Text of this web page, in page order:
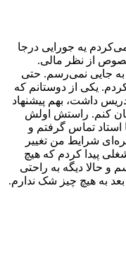
یه جورایی درجا
از نظر مالی.
جایی نمی‌رسم. حتی
یکی از دوستانم که
داشت، بهم پیشنهاد
کنم. راستش اولش
استاد تماس گرفتم و
شرایط من تغییر
پیدا کردم که هیچ
حالا دیگه به راحتی
به هیچ چیز شک ندارم.